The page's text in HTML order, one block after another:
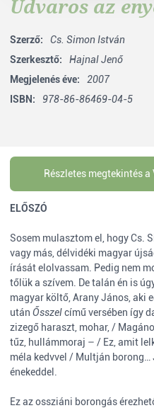
Udvaros az
Szerző:
Cs. Simon István
Szerkesztő:
Hajnal Jenő
Megjelenés éve:
2007
ISBN:
978-86-86469-04-5
Részletes megtekintés
ELŐSZÓ
Sosem mulasztom el, hogy Cs.
vagy más, délvidéki magyar
írását elolvassam. Pedig nem
tőlük a szívem. De talán én is
magyar költő, Arany János, aki
után Ősszelcímű versében így
zizegő haraszt, mohar, /
tűz, hullámmoraj – / Ez, amit
méla kedvvel / Multján borong…
énekeddel.
Ez az ossziáni borongás